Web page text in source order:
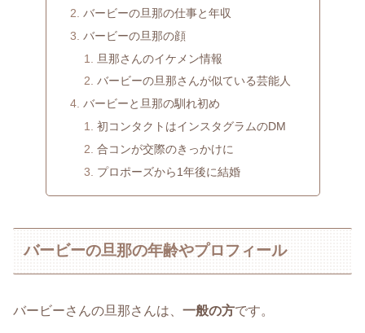
バービーの旦那の仕事と年収
バービーの旦那の顔
旦那さんのイケメン情報
バービーの旦那さんが似ている芸能人
バービーと旦那の馴れ初め
初コンタクトはインスタグラムのDM
合コンが交際のきっかけに
プロポーズから1年後に結婚
バービーの旦那の年齢やプロフィール
バービーさんの旦那さんは、 一般の方です。